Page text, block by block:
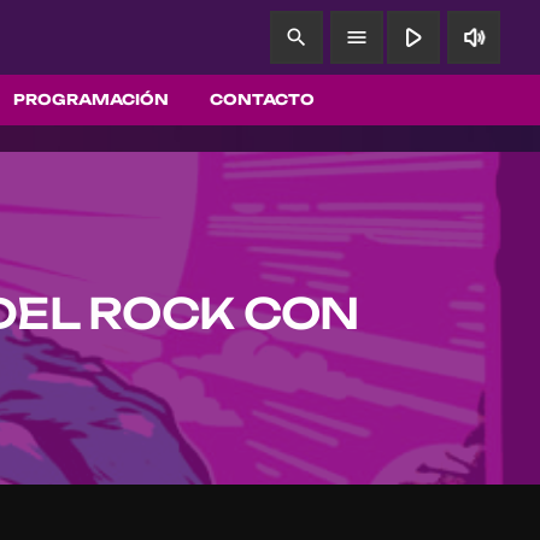
PROGRAMACIÓN CONTACTO
search menu play_arrow volume_up
ROCK CON